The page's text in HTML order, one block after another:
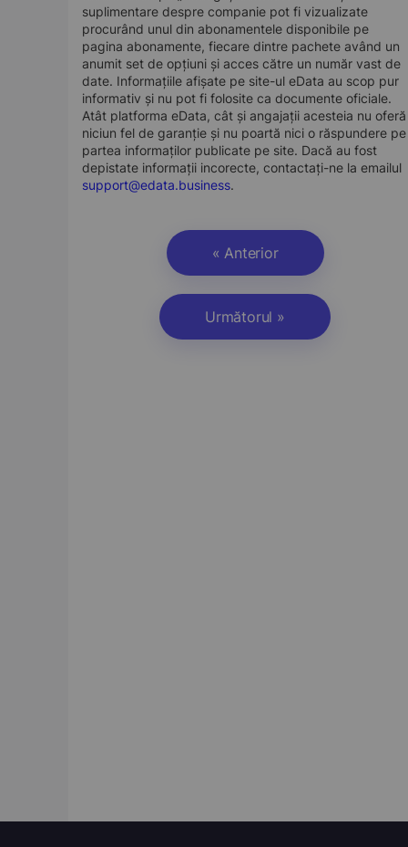
suplimentare despre companie pot fi vizualizate
procurând unul din abonamentele disponibile pe
pagina abonamente, fiecare dintre pachete având un
anumit set de opțiuni și acces către un număr vast de
date. Informațiile afișate pe site-ul eData au scop pur
informativ și nu pot fi folosite ca documente oficiale.
Atât platforma eData, cât și angajații acesteia nu oferă
niciun fel de garanție și nu poartă nici o răspundere pe
partea informaților publicate pe site. Dacă au fost
depistate informații incorecte, contactați-ne la emailul
support@edata.business.
« Anterior
Următorul »